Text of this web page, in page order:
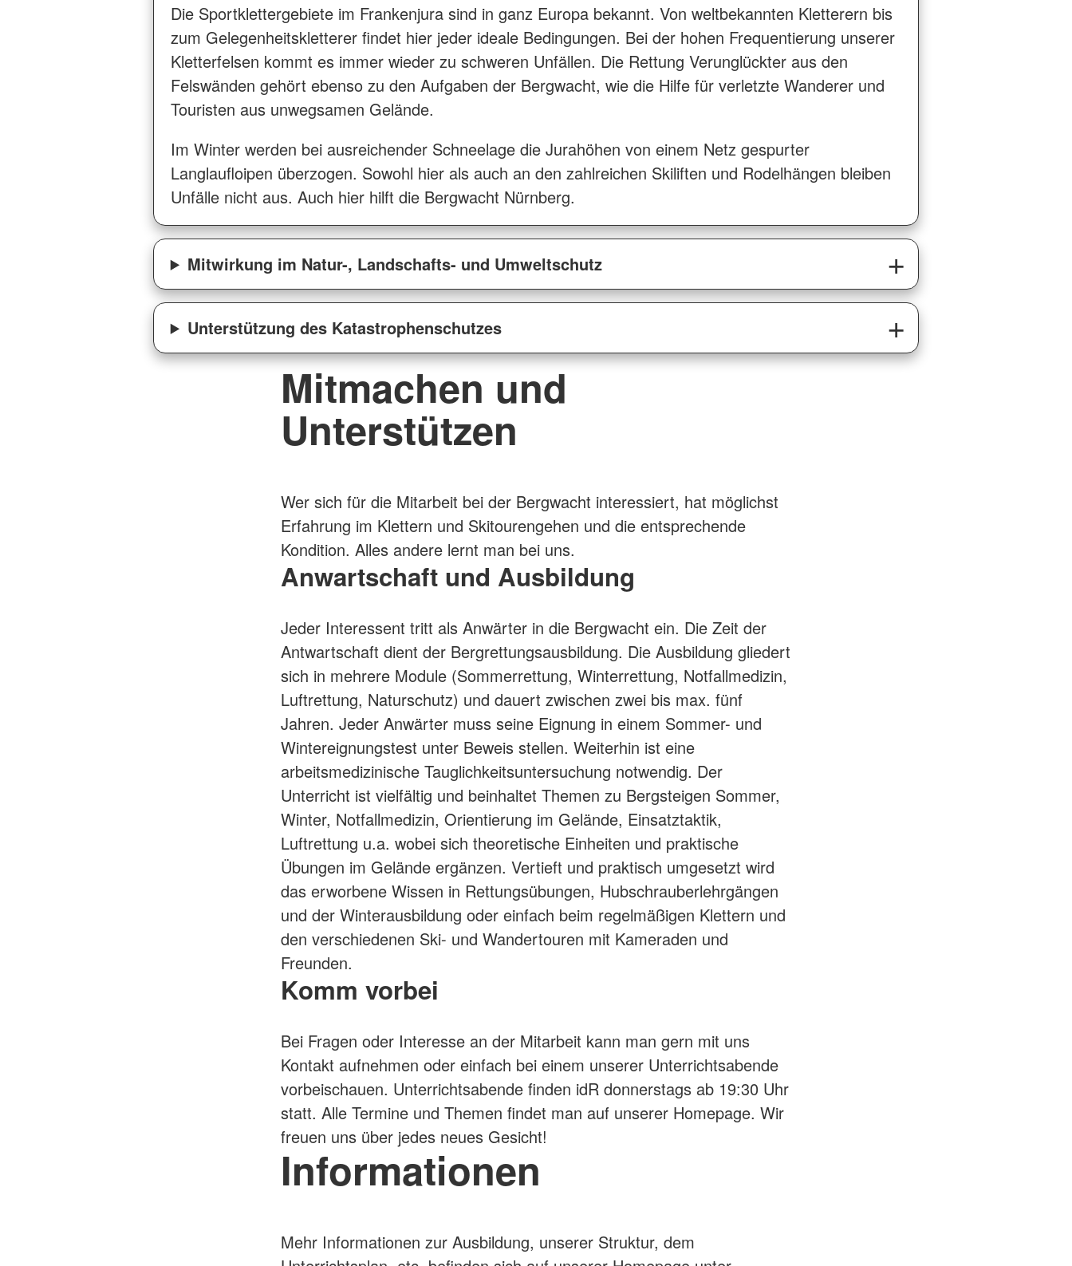
Die Sportklettergebiete im Frankenjura sind in ganz Europa bekannt. Von weltbekannten Kletterern bis
zum Gelegenheitskletterer findet hier jeder ideale Bedingungen. Bei der hohen Frequentierung unserer
Kletterfelsen kommt es immer wieder zu schweren Unfällen. Die Rettung Verunglückter aus den
Felswänden gehört ebenso zu den Aufgaben der Bergwacht, wie die Hilfe für verletzte Wanderer und
Touristen aus unwegsamen Gelände.
Im Winter werden bei ausreichender Schneelage die Jurahöhen von einem Netz gespurter
Langlaufloipen überzogen. Sowohl hier als auch an den zahlreichen Skiliften und Rodelhängen bleiben
Unfälle nicht aus. Auch hier hilft die Bergwacht Nürnberg.
Mitwirkung im Natur-, Landschafts- und Umweltschutz
Unterstützung des Katastrophenschutzes
Mitmachen und
Unterstützen
Wer sich für die Mitarbeit bei der Bergwacht interessiert, hat möglichst
Erfahrung im Klettern und Skitourengehen und die entsprechende
Kondition. Alles andere lernt man bei uns.
Anwartschaft und Ausbildung
Jeder Interessent tritt als Anwärter in die Bergwacht ein. Die Zeit der
Antwartschaft dient der Bergrettungsausbildung. Die Ausbildung gliedert
sich in mehrere Module (Sommerrettung, Winterrettung, Notfallmedizin,
Luftrettung, Naturschutz) und dauert zwischen zwei bis max. fünf
Jahren. Jeder Anwärter muss seine Eignung in einem Sommer- und
Wintereignungstest unter Beweis stellen. Weiterhin ist eine
arbeitsmedizinische Tauglichkeitsuntersuchung notwendig. Der
Unterricht ist vielfältig und beinhaltet Themen zu Bergsteigen Sommer,
Winter, Notfallmedizin, Orientierung im Gelände, Einsatztaktik,
Luftrettung u.a. wobei sich theoretische Einheiten und praktische
Übungen im Gelände ergänzen. Vertieft und praktisch umgesetzt wird
das erworbene Wissen in Rettungsübungen, Hubschrauberlehrgängen
und der Winterausbildung oder einfach beim regelmäßigen Klettern und
den verschiedenen Ski- und Wandertouren mit Kameraden und
Freunden.
Komm vorbei
Bei Fragen oder Interesse an der Mitarbeit kann man gern mit uns
Kontakt aufnehmen oder einfach bei einem unserer Unterrichtsabende
vorbeischauen. Unterrichtsabende finden idR donnerstags ab 19:30 Uhr
statt. Alle Termine und Themen findet man auf unserer Homepage. Wir
freuen uns über jedes neues Gesicht!
Informationen
Mehr Informationen zur Ausbildung, unserer Struktur, dem